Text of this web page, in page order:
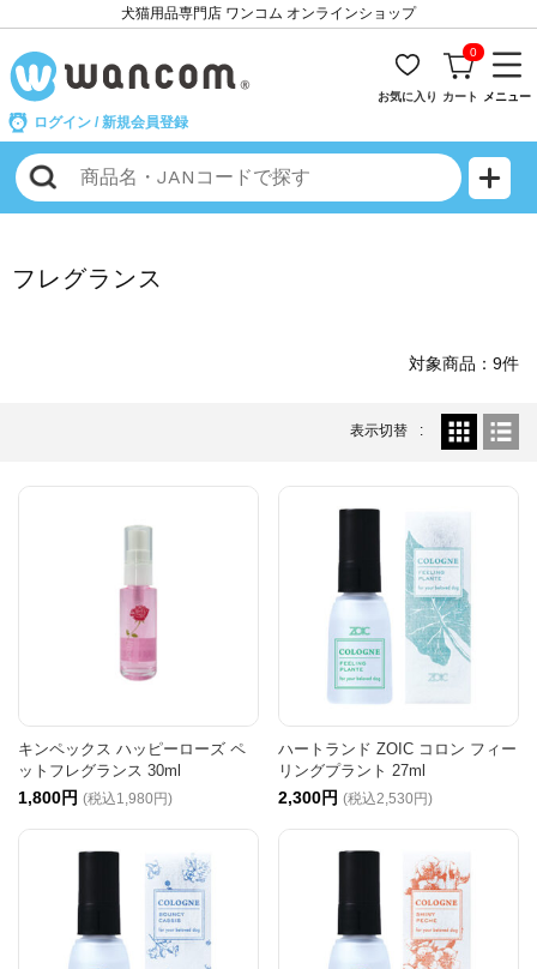
犬猫用品専門店 ワンコム オンラインショップ
ログイン / 新規会員登録
お気に入り
0
カート メニュー
フレグランス
対象商品：9件
表示切替
キンペックス ハッピーローズ ペ
ットフレグランス 30ml
1,800円 (税込1,980円)
ハートランド ZOIC コロン フィー
リングプラント 27ml
2,300円 (税込2,530円)